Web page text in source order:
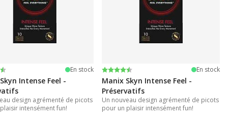
étoiles En stock
Intense Feel -
design agrémenté de picots
intensément fun!
Note:
4.6 sur 5 étoiles En stock
Manix Skyn Intense Feel -
Préservatifs
Un nouveau design agrémenté de picots
pour un plaisir intensément fun!